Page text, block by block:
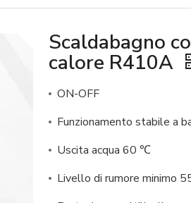
Scaldabagno
calore R410A
ON-OFF
Funzionamento stabile a
Uscita acqua 60 ℃
Livello di rumore minimo